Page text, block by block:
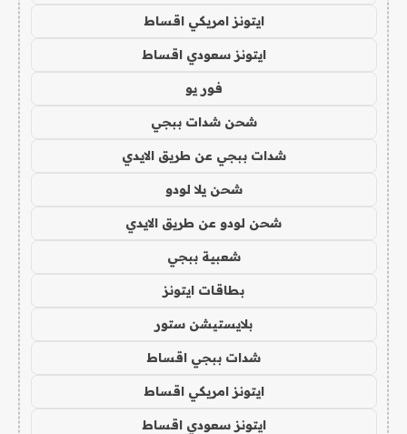
ايتونز امريكي اقساط
ايتونز سعودي اقساط
فور يو
شحن شدات ببجي
شدات ببجي عن طريق الايدي
شحن يلا لودو
شحن لودو عن طريق الايدي
شعبية ببجي
بطاقات ايتونز
بلايستيشن ستور
شدات ببجي اقساط
ايتونز امريكي اقساط
ايتونز سعودي اقساط